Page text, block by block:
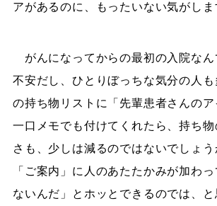
アがあるのに、もったいない気がしま
がんになってからの最初の入院なん
不安だし、ひとりぼっちな気分の人
の持ち物リストに「先輩患者さんのア
一口メモでも付けてくれたら、持ち
さも、少しは減るのではないでしょ
「ご案内」に人のあたたかみが加わ
ないんだ」とホッとできるのでは、